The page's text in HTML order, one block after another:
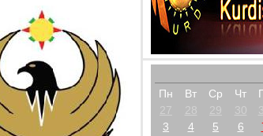
Пн Вт Ср Чт
27
28 29 30
3
4 5 6